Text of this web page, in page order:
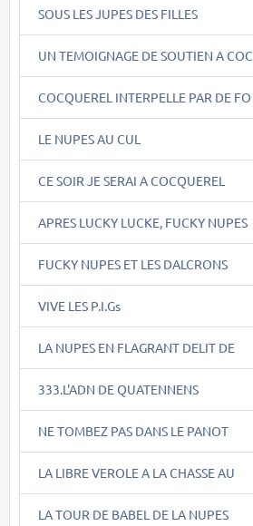
SOUS LES JUPES DES FILLES
UN TEMOIGNAGE DE SOUTIEN A COC
COCQUEREL INTERPELLE PAR DE FO
LE NUPES AU CUL
CE SOIR JE SERAI A COCQUEREL
APRES LUCKY LUCKE, FUCKY NUPES
FUCKY NUPES ET LES DALCRONS
VIVE LES P.I.Gs
LA NUPES EN FLAGRANT DELIT DE
333.L'ADN DE QUATENNENS
NE TOMBEZ PAS DANS LE PANOT
LA LIBRE VEROLE A LA CHASSE AU
LA TOUR DE BABEL DE LA NUPES